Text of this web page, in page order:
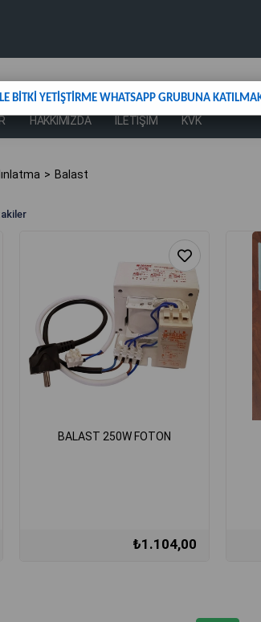
HAKKIMIZDA İLETİŞİM KVK
Balast
BALAST 250W FOTON
₺1.104,00
BİTKİ YETİŞTİRME WHATSAPP GRUBUNA